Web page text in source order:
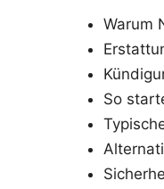
Warum
So